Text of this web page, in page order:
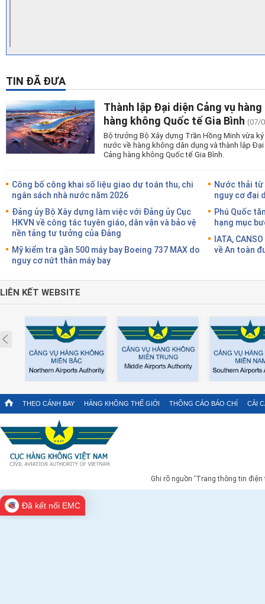
TIN ĐÃ ĐƯA
Thành lập Đại diện Cảng vụ
hàng không Quốc tế Gia Bình (07/
Bộ trưởng Bộ Xây dựng Trần Hồng Minh vừa
nước về hàng không dân dụng và thành lập
Cảng hàng không Quốc tế Gia Bình.
Công bố công khai số liệu giao dự toán thu, chi
ngân sách nhà nước năm 2026
Đảng ủy Bộ Xây dựng làm việc với Đảng ủy Cục
HKVN về công tác tuyên giáo, dân vận và bảo vệ
nền tảng tư tưởng của Đảng
Mỹ kiểm tra gần 500 máy bay Boeing 737 MAX do
nguy cơ nứt thân máy bay
Nước thải từ
nguy cơ đại
Phú Quốc
hạng mục
IATA,
về An toàn
LIÊN KẾT WEBSITE
Prev
THEO CÁNH BAY HÀNG KHÔNG THẾ GIỚI THÔNG CÁO BÁO CHÍ CẢI
Ghi rõ nguồn 'Trang thông tin
Đã kết nối EMC